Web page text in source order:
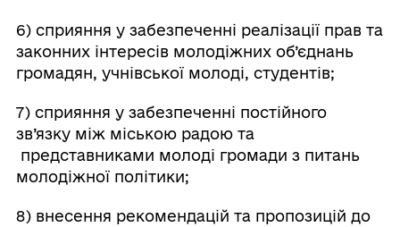
6) сприяння у забезпеченні реалізації прав та
законних інтересів молодіжних об’єднань
громадян, учнівської молоді, студентів;
7) сприяння у забезпеченні постійного
зв’язку між міською радою та
представниками молоді громади з питань
молодіжної політики;
8) внесення рекомендацій та пропозицій до